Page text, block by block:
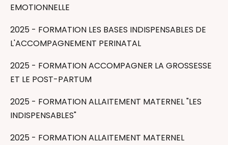
EMOTIONNELLE
2025 - FORMATION LES BASES INDISPENSABLES DE
L'ACCOMPAGNEMENT PERINATAL
2025 - FORMATION ACCOMPAGNER LA GROSSESSE
ET LE POST-PARTUM
2025 - FORMATION ALLAITEMENT MATERNEL "LES
INDISPENSABLES"
2025 - FORMATION ALLAITEMENT MATERNEL